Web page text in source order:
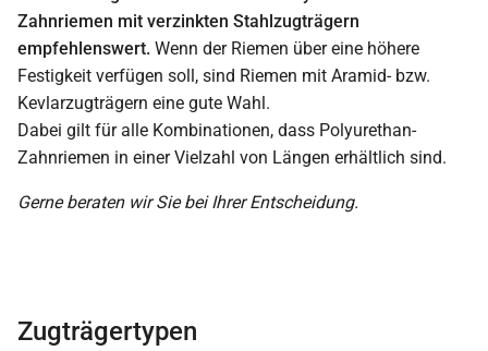
Zahnriemen mit verzinkten Stahlzugträgern
empfehlenswert. Wenn der Riemen über eine höhere
Festigkeit verfügen soll, sind Riemen mit Aramid- bzw.
Kevlarzugträgern eine gute Wahl.
Dabei gilt für alle Kombinationen, dass Polyurethan-
Zahnriemen in einer Vielzahl von Längen erhältlich sind.
Gerne beraten wir Sie bei Ihrer Entscheidung.
Zugträgertypen